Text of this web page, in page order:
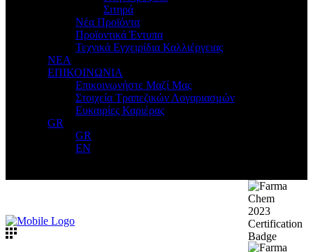
Σιτηρά
Νέα Προϊόντα
Προϊοντικά Έντυπα
Τεχνικά Εγχειρίδια Καλλιέργειας
ΝΕΑ
ΕΠΙΚΟΙΝΩΝΙΑ
Επικοινωνήστε Μαζί Μας
Στοιχεία Τραπεζικών Λογαριασμών
Ευκαιρίες Καριέρας
GR
GR
EN